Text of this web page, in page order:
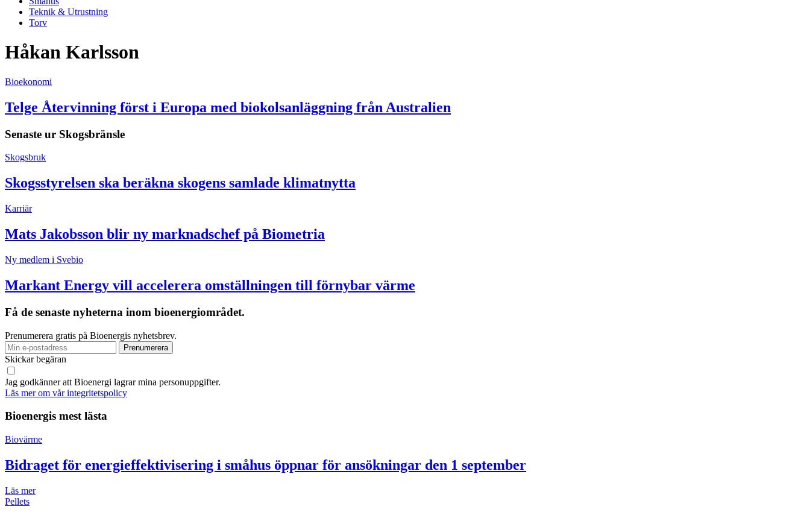
Teknik & Utrustning
Torv
Håkan Karlsson
Bioekonomi
Telge Återvinning först i Europa med biokolsanläggning från Australien
Senaste ur Skogsbränsle
Skogsbruk
Skogsstyrelsen ska beräkna skogens samlade klimatnytta
Karriär
Mats Jakobsson blir ny marknadschef på Biometria
Ny medlem i Svebio
Markant Energy vill accelerera omställningen till förnybar värme
Få de senaste nyheterna inom bioenergiområdet.
Prenumerera gratis på Bioenergis nyhetsbrev.
Skickar begäran
Jag godkänner att Bioenergi lagrar mina personuppgifter.
Läs mer om vår integritetspolicy
Bioenergis mest lästa
Biovärme
Bidraget för energieffektivisering i småhus öppnar för ansökningar den 1 september
Läs mer
Pellets